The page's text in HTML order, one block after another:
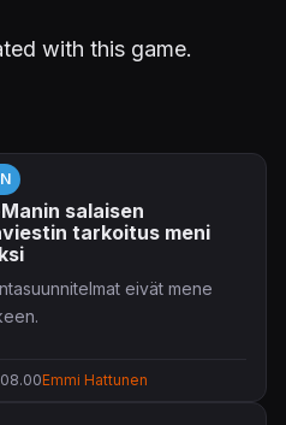
with this game.
salaisen
tarkoitus meni
eivät mene
08.00Emmi Hattunen